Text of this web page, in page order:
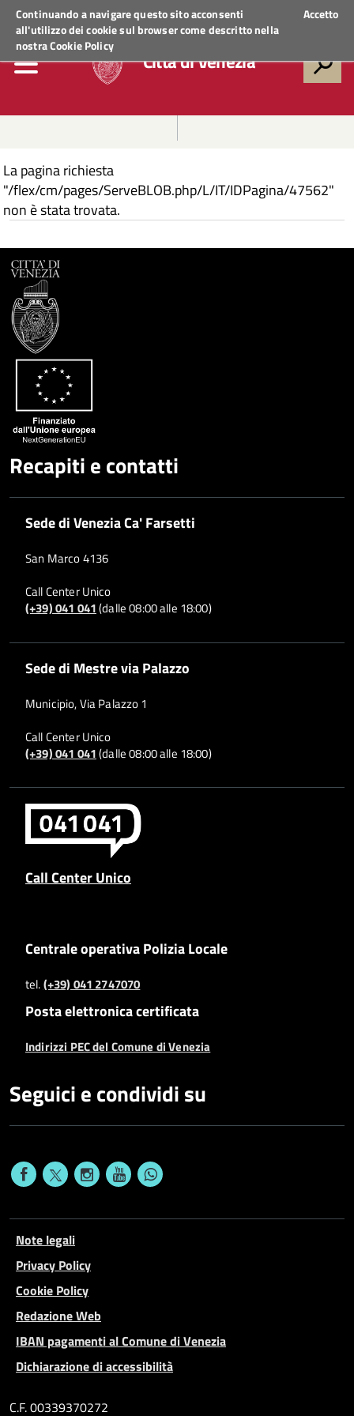
Continuando a navigare questo sito acconsenti
all'utilizzo dei cookie sul browser come descritto nella
nostraCookie Policy
Accetto
Regione VenetoACCEDI AI SERVIZI
Città di Venezia
La pagina richiesta
"/flex/cm/pages/ServeBLOB.php/L/IT/IDPagina/47562"
non è stata trovata.
Recapiti e contatti
Sede di Venezia Ca' Farsetti
San Marco 4136
Call Center Unico
(+39) 041 041(dalle 08:00 alle 18:00)
Sede di Mestre via Palazzo
Municipio, Via Palazzo 1
Call Center Unico
(+39) 041 041(dalle 08:00 alle 18:00)
Call Center Unico
Centrale operativa Polizia Locale
tel.(+39) 041 2747070
Posta elettronica certificata
Indirizzi PEC del Comune di Venezia
Seguici e condividi su
Note legali
Privacy Policy
Cookie Policy
Redazione Web
IBAN pagamenti al Comune di Venezia
Dichiarazione di accessibilità
C.F. 00339370272